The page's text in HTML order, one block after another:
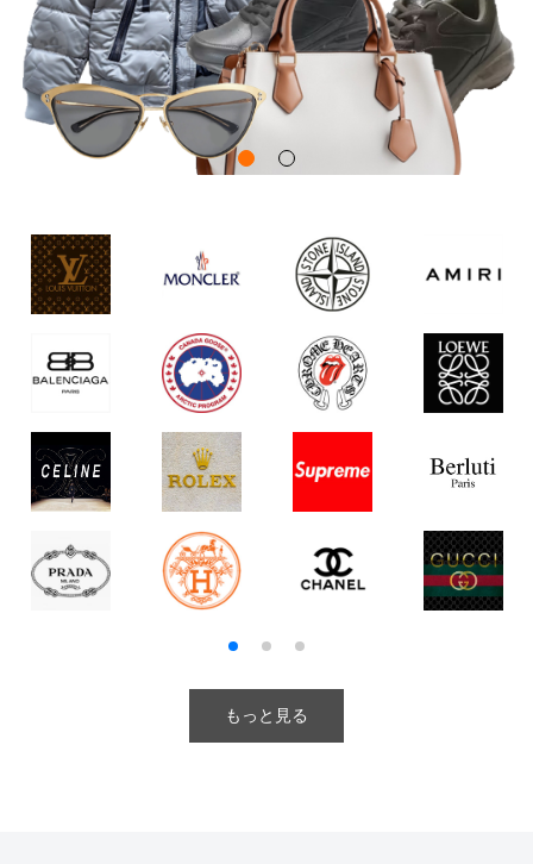
もっと見る